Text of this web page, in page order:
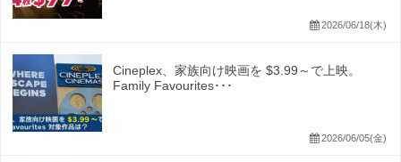
2026/06/18(木)
Cineplex、家族向け映画を $3.99～で上映。
Family Favourites･･･
2026/06/05(金)